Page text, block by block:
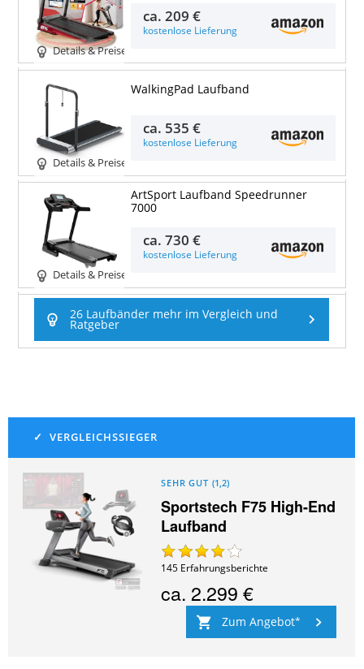
Details & Preise
ca.209 €
kostenlose Lieferung
Details & Preise
WalkingPad Laufband
ca. 535 €
kostenlose Lieferung
Details & Preise
ArtSport Laufband Speedrunner
7000
ca.730 €
kostenlose Lieferung
26 Laufbänder mehr im Vergleich und
Ratgeber
SEHR GUT (1,2)
Sportstech F75 High-End
Laufband
145 Erfahrungsberichte
ca.2.299 €
Zum Angebot